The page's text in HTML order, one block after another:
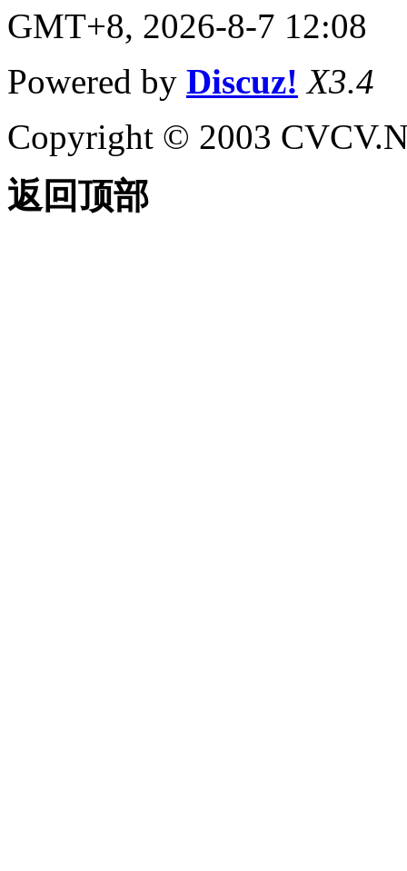
GMT+8, 2026-8-7 12:08
Powered by Discuz! X3.4
Copyright © 2003
返回顶部